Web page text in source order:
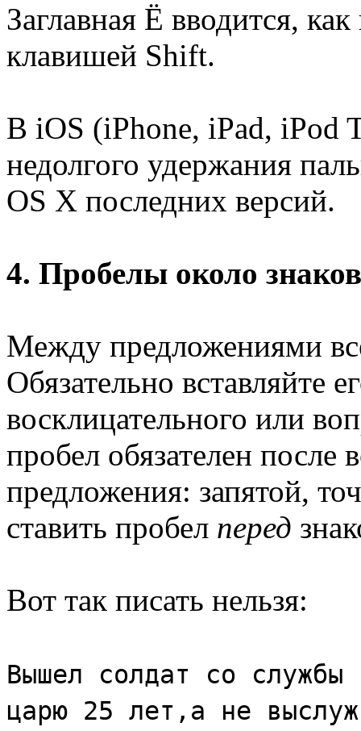
Заглавная Ё вводится,
клавишей Shift.
В iOS (iPhone, iPad, iPod
недолгого удержания
OS X последних версий.
4. Пробелы около
Между предложениями
Обязательно вставляйте
восклицательного или
пробел обязателен после
предложения: запятой,
ставить пробел перед
Вот так писать нельзя:
Вышел солдат со
царю 25 лет,а не